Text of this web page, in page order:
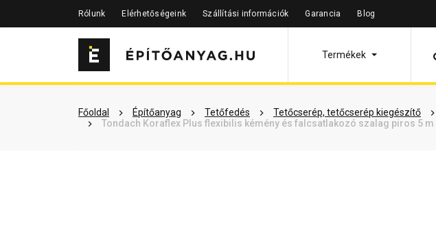
Rólunk Elérhetőségeink Szállítási információk Garancia Blog
Termékek
Főoldal Építőanyag Tetőfedés Tetőcserép, tetőcserép kiegészítő
Tondach Koraflex Plus flexibilis kémény és falcsatlakozó szalag piros 5 m
Szükséged lehet rá Részletes leírás Termékinformáció